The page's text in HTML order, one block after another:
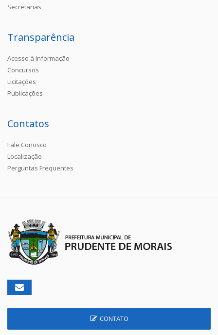
Secretarias
Transparência
Acesso à Informação
Concursos
Licitações
Publicações
Contatos
Fale Conosco
Localização
Perguntas Frequentes
CONTATO